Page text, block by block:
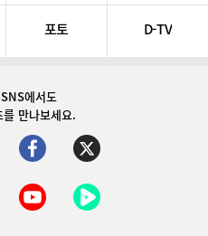
포토 D-TV
에서도
만나보세요.